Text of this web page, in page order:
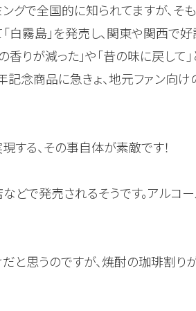
グで全国的に知られてますが、そ
白霧島」を発売し、関東や関西で
香りが減った」や「昔の味に戻し
年記念商品に急きょ、地元ファン
する、その事自体が素敵です！
どで発売されるそうです。アルコ
と思うのですが、焼酎の珈琲割